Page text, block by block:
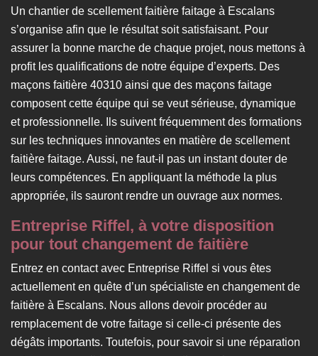
Un chantier de scellement faitière faitage à Escalans
s’organise afin que le résultat soit satisfaisant. Pour
assurer la bonne marche de chaque projet, nous mettons à
profit les qualifications de notre équipe d’experts. Des
maçons faitière 40310 ainsi que des maçons faitage
composent cette équipe qui se veut sérieuse, dynamique
et professionnelle. Ils suivent fréquemment des formations
sur les techniques innovantes en matière de scellement
faitière faitage. Aussi, ne faut-il pas un instant douter de
leurs compétences. En appliquant la méthode la plus
appropriée, ils sauront rendre un ouvrage aux normes.
Entreprise Riffel, à votre disposition
pour tout changement de faitière
Entrez en contact avec Entreprise Riffel si vous êtes
actuellement en quête d’un spécialiste en changement de
faitière à Escalans. Nous allons devoir procéder au
remplacement de votre faitage si celle-ci présente des
dégâts importants. Toutefois, pour savoir si une réparation